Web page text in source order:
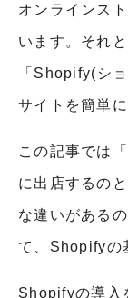
オンラインス
います。それ
「Shopify(シ
サイトを簡単
この記事では
に出店するの
な違いがある
て、Shopifyの
Shopifyの導入